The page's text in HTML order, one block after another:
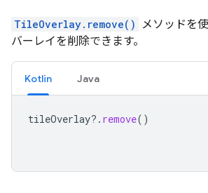
TileOverlay.remove()
メソッドを
バーレイを削除できます。
Kotlin Java
tileOverlay?. remove()